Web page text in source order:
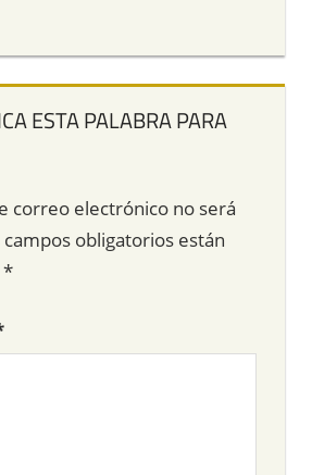
ESTA PALABRA PARA
correo electrónico no será
campos obligatorios están
*